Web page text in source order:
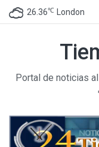
26.36℃ London
Portal de noticias